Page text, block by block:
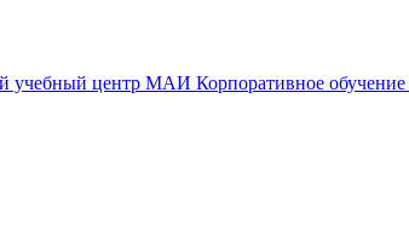
учебный центр МАИ Корпоративное обучение